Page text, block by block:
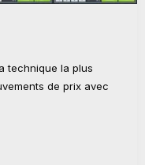
technique la plus
de prix avec